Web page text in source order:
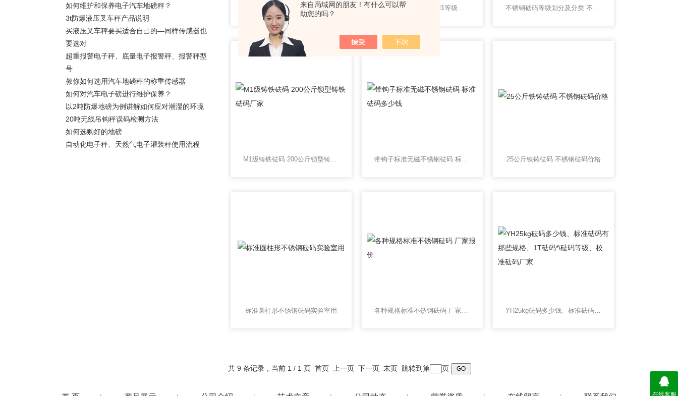
来自局域网的朋友！有什么可以帮
助您的吗？
不锈钢砝码 工业一体化设备组件 砝码的使用注意事项 M1等级砝码规格分类 不锈钢砝码等级划分及分类 不同砝码的价格
M1级铸铁砝码 200公斤锁型铸铁砝码厂家 带钩子标准无磁不锈钢砝码 标准砝码多少钱 25公斤铁铸砝码 不锈钢砝码价格
标准圆柱形不锈钢砝码实验室用 各种规格标准不锈钢砝码 厂家报价 YH25kg砝码多少钱、标准砝码有那些规格、1T砝码*\砝码等级、校准砝码厂家
共 9 条记录，当前 1 / 1 页 首页 上一页 下一页 末页 跳转到第 页
如何维护和保养电子汽车地磅秤？
3t防爆液压叉车秤产品说明
买液压叉车秤要买适合自己的—同样传感器也
要选对
超重报警电子秤、底量电子报警秤、报警秤型
号
教你如何选用汽车地磅秤的称重传感器
如何对汽车电子磅进行维护保养？
以2吨防爆地磅为例讲解如何应对潮湿的环境
20吨无线吊钩秤误码检测方法
如何选购好的地磅
自动化电子秤、天然气电子灌装秤使用流程
在线客服